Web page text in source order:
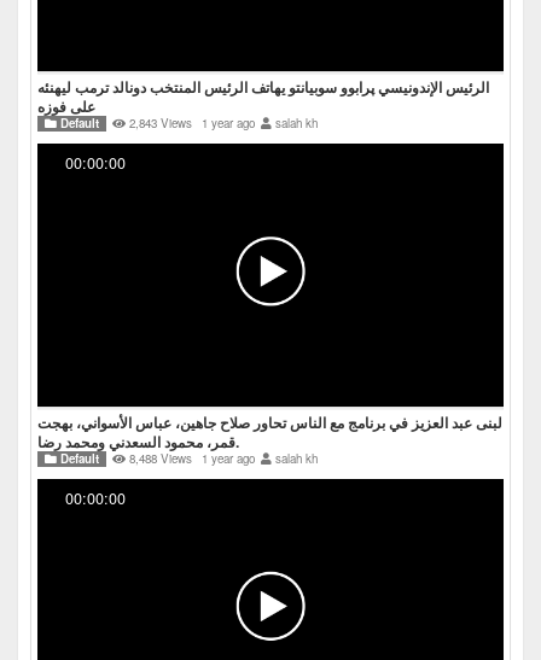
الرئيس الإندونيسي پرابوو سوبيانتو يهاتف الرئيس المنتخب دونالد ترمب ليهنئه
على فوزه
Default 2,843 Views 1 year ago salah kh
00:00:00
لبنى عبد العزيز في برنامج مع الناس تحاور صلاح جاهين، عباس الأسواني، بهجت
قمر، محمود السعدني ومحمد رضا.
Default 8,488 Views 1 year ago salah kh
00:00:00